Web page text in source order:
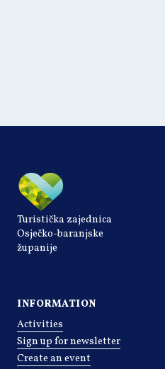
Turistička zajednica
Osječko-baranjske
županije
INFORMATION
Activities
Sign up for newsletter
Create an event